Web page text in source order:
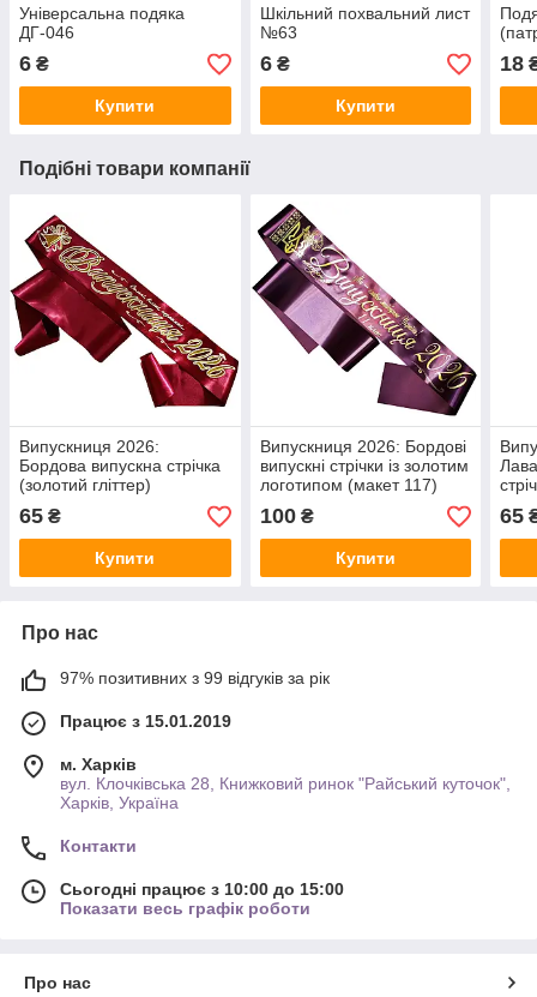
Універсальна подяка
ДГ-046
6 ₴
Купити
Шкільний похвальний лист
№63
6₴
Купити
18
Подібні товари компанії
Випускниця 2026:
Бордова випускна стрічка
(золотий гліттер)
65 ₴
Купити
Випускниця 2026: Бордові
випускні стрічки із золотим
логотипом (макет 117)
100₴
Купити
65
Про нас
97% позитивних з 99 відгуків за рік
Працює з 15.01.2019
м. Харків
вул. Клочківська 28, Книжковий ринок "Райський куточок",
Харків, Україна
Контакти
Сьогодні працює з 10:00 до 15:00
Показати весь графік роботи
Про нас